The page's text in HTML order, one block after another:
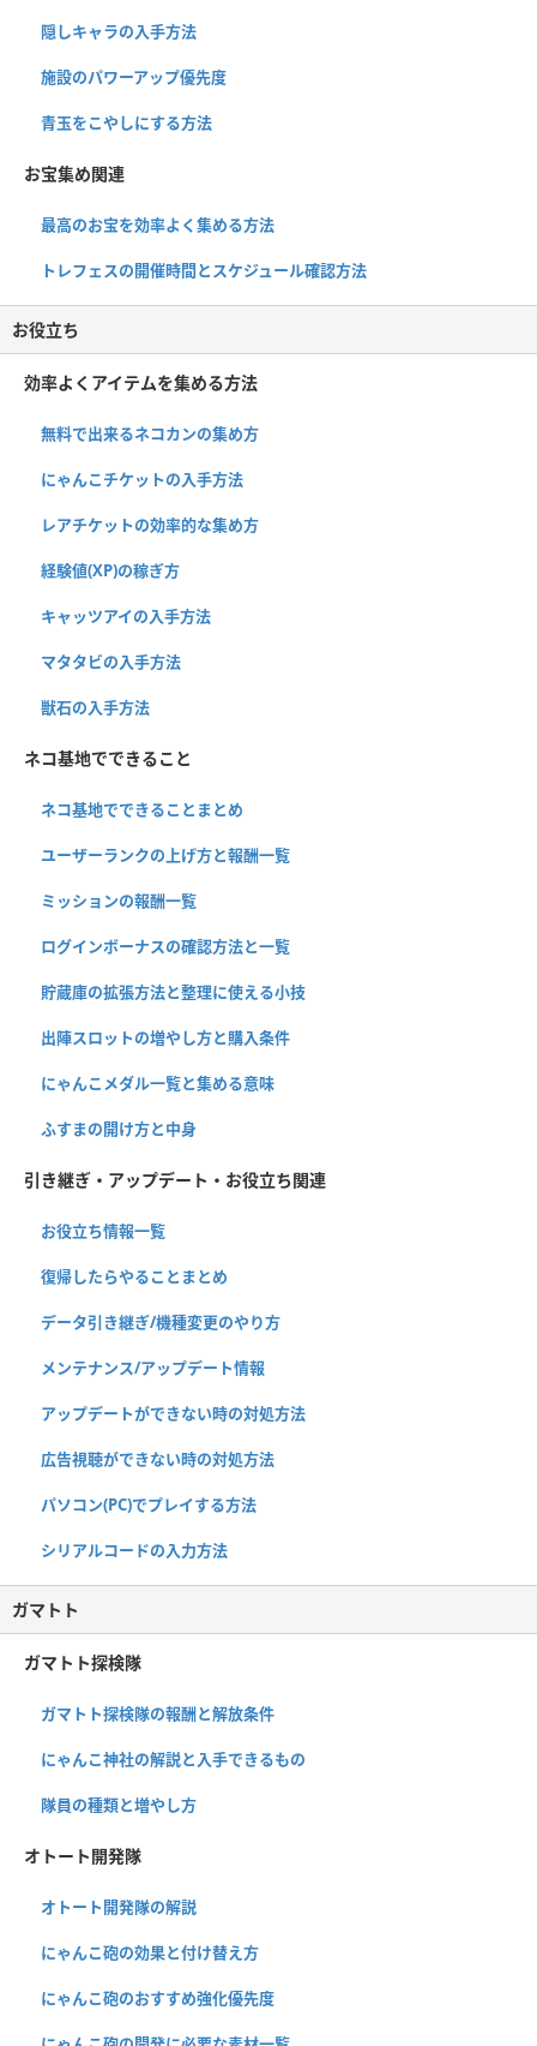
隠しキャラの入手方法
施設のパワーアップ優先度
青玉をこやしにする方法
お宝集め関連
最高のお宝を効率よく集める方法
トレフェスの開催時間とスケジュール確認方法
お役立ち
効率よくアイテムを集める方法
無料で出来るネコカンの集め方
にゃんこチケットの入手方法
レアチケットの効率的な集め方
経験値(XP)の稼ぎ方
キャッツアイの入手方法
マタタビの入手方法
獣石の入手方法
ネコ基地でできること
ネコ基地でできることまとめ
ユーザーランクの上げ方と報酬一覧
ミッションの報酬一覧
ログインボーナスの確認方法と一覧
貯蔵庫の拡張方法と整理に使える小技
出陣スロットの増やし方と購入条件
にゃんこメダル一覧と集める意味
ふすまの開け方と中身
引き継ぎ・アップデート・お役立ち関連
お役立ち情報一覧
復帰したらやることまとめ
データ引き継ぎ/機種変更のやり方
メンテナンス/アップデート情報
アップデートができない時の対処方法
広告視聴ができない時の対処方法
パソコン(PC)でプレイする方法
シリアルコードの入力方法
ガマトト
ガマトト探検隊
ガマトト探検隊の報酬と解放条件
にゃんこ神社の解説と入手できるもの
隊員の種類と増やし方
オトート開発隊
オトート開発隊の解説
にゃんこ砲の効果と付け替え方
にゃんこ砲のおすすめ強化優先度